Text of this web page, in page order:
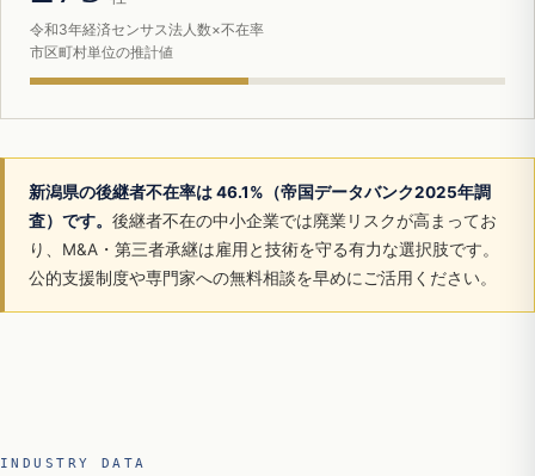
令和3年経済センサス法人数×不在率
市区町村単位の推計値
新潟県の後継者不在率は 46.1%（帝国データバンク2025年調
査）です。 後継者不在の中小企業では廃業リスクが高まってお
り、M&A・第三者承継は雇用と技術を守る有力な選択肢です。
公的支援制度や専門家への無料相談を早めにご活用ください。
INDUSTRY DATA